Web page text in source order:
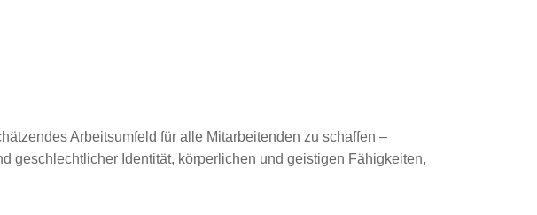
Arbeitsumfeld für alle Mitarbeitenden zu schaffen –
geschlechtlicher Identität, körperlichen und geistigen Fähigkeiten,